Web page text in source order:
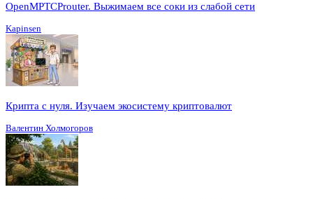
OpenMPTCProuter. Выжимаем все соки из слабой сети
Kapinsen
Крипта с нуля. Изучаем экосистему криптовалют
Валентин Холмогоров